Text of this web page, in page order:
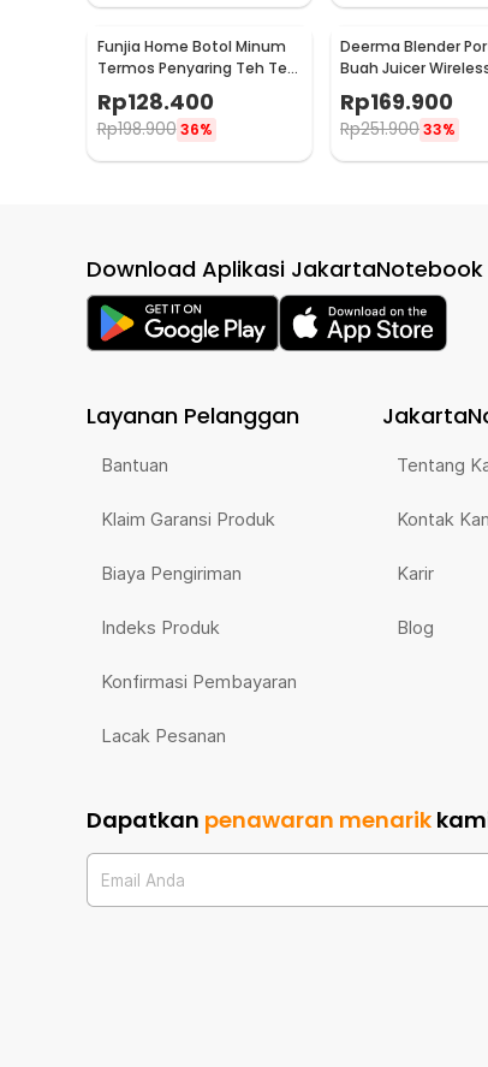
Funjia Home Botol Minum
Termos Penyaring Teh Tea
Infuser 520ml
Rp128.400
Rp198.900 36%
Deerma Blender
Buah Juicer
1500mAh 400ml -
NU05
Rp169.900
Rp251.90033%
Download Aplikasi JakartaNotebook
Layanan Pelanggan
Bantuan
Klaim Garansi Produk
Biaya Pengiriman
Indeks Produk
Konfirmasi Pembayaran
Lacak Pesanan
Tentang
Kontak
Karir
Blog
Dapatkan penawaran menarik
Email Anda